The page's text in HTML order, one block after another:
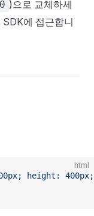
)으로 교체하세
SDK에 접근합니
html
height: